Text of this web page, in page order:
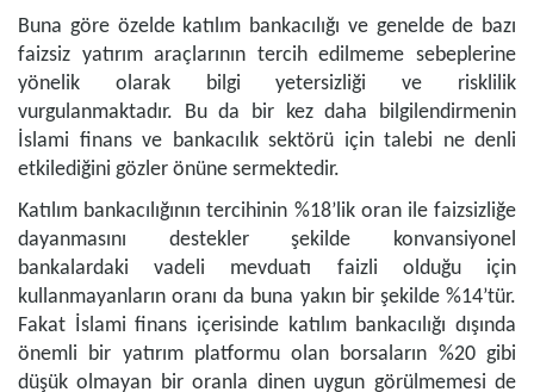
Buna göre özelde katılım bankacılığı ve genelde de bazı
faizsiz yatırım araçlarının tercih edilmeme sebeplerine
yönelik olarak bilgi yetersizliği ve risklilik
vurgulanmaktadır. Bu da bir kez daha bilgilendirmenin
İslami finans ve bankacılık sektörü için talebi ne denli
etkilediğini gözler önüne sermektedir.
Katılım bankacılığının tercihinin %18’lik oran ile faizsizliğe
dayanmasını destekler şekilde konvansiyonel
bankalardaki vadeli mevduatı faizli olduğu için
kullanmayanların oranı da buna yakın bir şekilde %14’tür.
Fakat İslami finans içerisinde katılım bankacılığı dışında
önemli bir yatırım platformu olan borsaların %20 gibi
düşük olmayan bir oranla dinen uygun görülmemesi de